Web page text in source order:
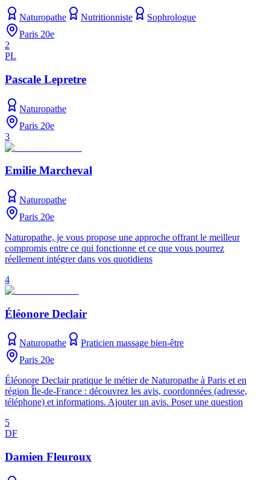
Naturopathe Nutritionniste
Sophrologue
Paris 20e
2
PL
Pascale Lepretre
Naturopathe
Paris 20e
3
Emilie Marcheval
Naturopathe
Paris 20e
Naturopathe, je vous propose une approche offrant le meilleur
compromis entre ce qui fonctionne et ce que vous pourrez
réellement intégrer dans vos quotidiens
4
Éléonore Declair
Naturopathe
Praticien massage bien-être
Paris 20e
Éléonore Declair pratique le métier de Naturopathe à Paris et en
région Île-de-France : découvrez les avis, coordonnées (adresse,
téléphone) et informations. Ajouter un avis. Poser une question
5
DF
Damien Fleuroux